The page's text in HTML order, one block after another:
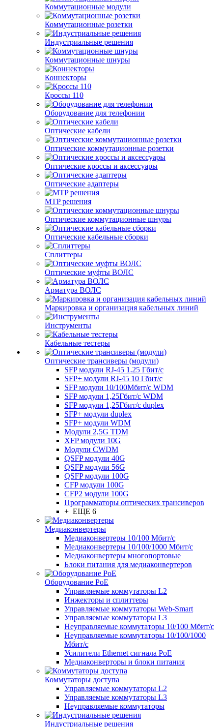
Коммутационные модули
Коммутационные розетки
Индустриальные решения
Коммутационные шнуры
Коннекторы
Кроссы 110
Оборудование для телефонии
Оптические кабели
Оптические коммутационные розетки
Оптические кроссы и аксессуары
Оптические адаптеры
MTP решения
Оптические коммутационные шнуры
Оптические кабельные сборки
Сплиттеры
Оптические муфты ВОЛС
Арматура ВОЛС
Маркировка и организация кабельных линий
Инструменты
Кабельные тестеры
Оптические трансиверы (модули)
SFP модули RJ-45 1.25 Гбит/c
SFP+ модули RJ-45 10 Гбит/c
SFP модули 10/100Мбит/с WDM
SFP модули 1,25Гбит/с WDM
SFP модули 1,25Гбит/с duplex
SFP+ модули duplex
SFP+ модули WDM
Модули 2,5G TDM
XFP модули 10G
Модули CWDM
QSFP модули 40G
QSFP модули 56G
QSFP модули 100G
CFP модули 100G
CFP2 модули 100G
Программаторы оптических трансиверов
+ ЕЩЕ 6
Медиаконвертеры
Медиаконвертеры 10/100 Мбит/с
Медиаконвертеры 10/100/1000 Мбит/c
Медиаконвертеры многопортовые
Блоки питания для медиаконвертеров
Оборудование PoE
Управляемые коммутаторы L2
Инжекторы и сплиттеры
Управляемые коммутаторы Web-Smart
Управляемые коммутаторы L3
Неуправляемые коммутаторы 10/100 Мбит/с
Неуправляемые коммутаторы 10/100/1000
Мбит/с
Усилители Ethernet сигнала PoE
Медиаконверторы и блоки питания
Коммутаторы доступа
Управляемые коммутаторы L2
Управляемые коммутаторы L3
Неуправляемые коммутаторы
Индустриальные решения